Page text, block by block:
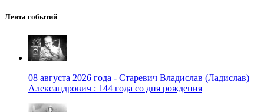
Лента событий
08 августа 2026 года - Старевич Владислав (Ладислав)
Александрович : 144 года со дня рождения